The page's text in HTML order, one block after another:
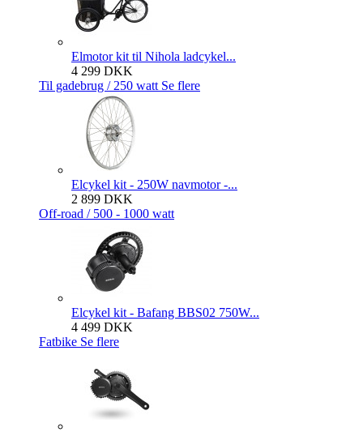
Elmotor kit til Nihola ladcykel...
4 299 DKK
Til gadebrug / 250 watt Se flere
Elcykel kit - 250W navmotor -...
2 899 DKK
Off-road / 500 - 1000 watt
Elcykel kit - Bafang BBS02 750W...
4 499 DKK
Fatbike Se flere